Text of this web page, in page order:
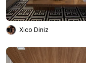
Xico Diniz